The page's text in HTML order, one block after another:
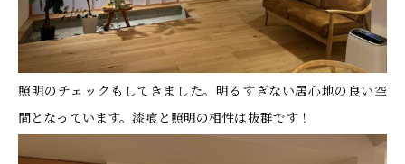
照明のチェックもしてきました。明るすぎない居心地の良い空
間となっています。漆喰と照明の相性は抜群です！